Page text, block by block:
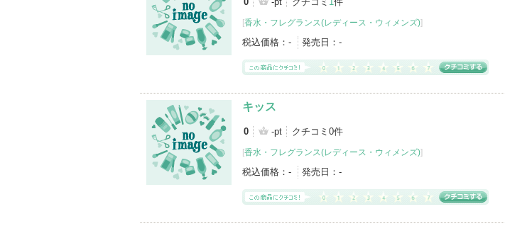
[香水・フレグランス(レディース・ウィメンズ)]
税込価格： - 発売日： -
キッス
0 -pt クチコミ0件
[香水・フレグランス(レディース・ウィメンズ)]
税込価格： - 発売日： -